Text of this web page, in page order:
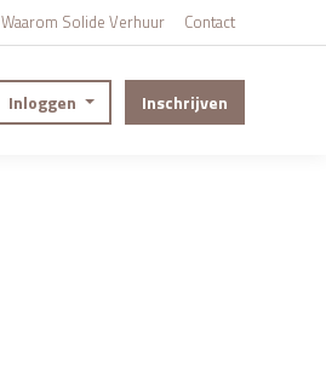
Waarom Solide Verhuur Contact
Inloggen Inschrijven